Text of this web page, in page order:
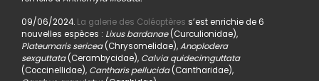
09/06/2024.La galerie des Coléoptères s’est enrichie de 6
nouvelles espèces : Lixus bardanae(Curculionidae),
Plateumaris sericea(Chrysomelidae),Anoplodera
sexguttata(Cerambycidae), Calvia quidecimguttata
(Coccinellidae), Cantharis pellucida(Cantharidae),